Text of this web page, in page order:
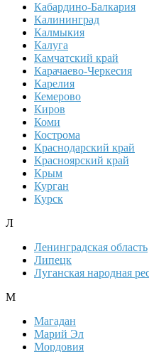
Кабардино-Балкария
Калининград
Калмыкия
Калуга
Камчатский край
Карачаево-Черкесия
Карелия
Кемерово
Киров
Коми
Кострома
Краснодарский край
Красноярский край
Крым
Курган
Курск
Л
Ленинградская область
Липецк
Луганская народная
М
Магадан
Марий Эл
Мордовия